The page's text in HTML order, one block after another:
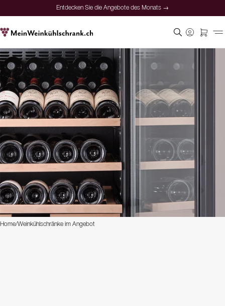
Entdecken Sie die Angebote des Monats →
Home/Weinkühlschränke im Angebot